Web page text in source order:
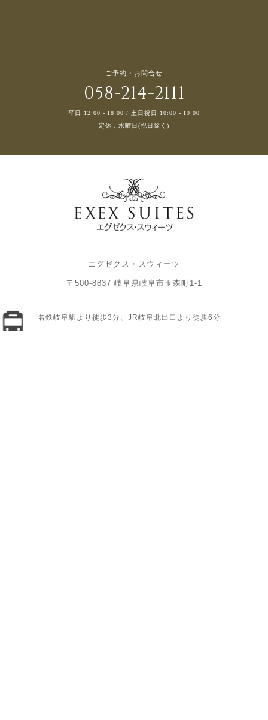
ご予約・お問合せ
058-214-2111
平日 12:00～18:00 / 土日祝日 10:00～19:00
定休：水曜日(祝日除く)
エグゼクス・スウィーツ
〒500-8837 岐阜県岐阜市玉森町1-1
名鉄岐阜駅より徒歩3分、JR岐阜北出口より徒歩6分